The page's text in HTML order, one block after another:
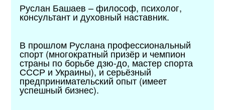
Руслан Башаев – философ, психолог,
консультант и духовный наставник.
В прошлом Руслана профессиональный
спорт (многократный призёр и чемпион
страны по борьбе дзю-до, мастер спорта
СССР и Украины), и серьёзный
предпринимательский опыт (имеет
успешный бизнес).